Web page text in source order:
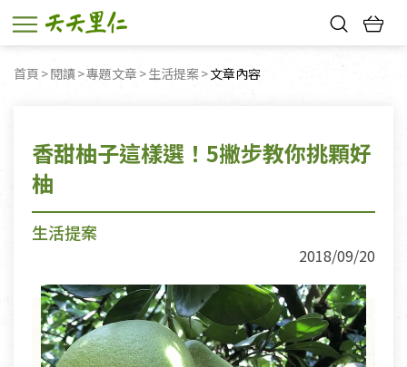
首頁 閱讀 專題文章 生活提案 目前頁面：
文章內容
香甜柚子這樣選！5撇步教你挑顆好
柚
生活提案
2018/09/20